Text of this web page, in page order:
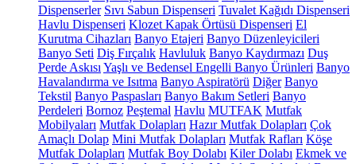
Dispenserler Sıvı Sabun Dispenseri Tuvalet Kağıdı Dispenseri
Havlu Dispenseri Klozet Kapak Örtüsü Dispenseri El
Kurutma Cihazları Banyo Etajeri Banyo Düzenleyicileri
Banyo Seti Diş Fırçalık Havluluk Banyo Kaydırmazı Duş
Perde Askısı Yaşlı ve Bedensel Engelli Banyo Ürünleri Banyo
Havalandırma ve Isıtma Banyo Aspiratörü Diğer Banyo
Tekstil Banyo Paspasları Banyo Bakım Setleri Banyo
Perdeleri Bornoz Peştemal Havlu MUTFAK Mutfak
Mobilyaları Mutfak Dolapları Hazır Mutfak Dolapları Çok
Amaçlı Dolap Mini Mutfak Dolapları Mutfak Rafları Köşe
Mutfak Dolapları Mutfak Boy Dolabı Kiler Dolabı Ekmek ve